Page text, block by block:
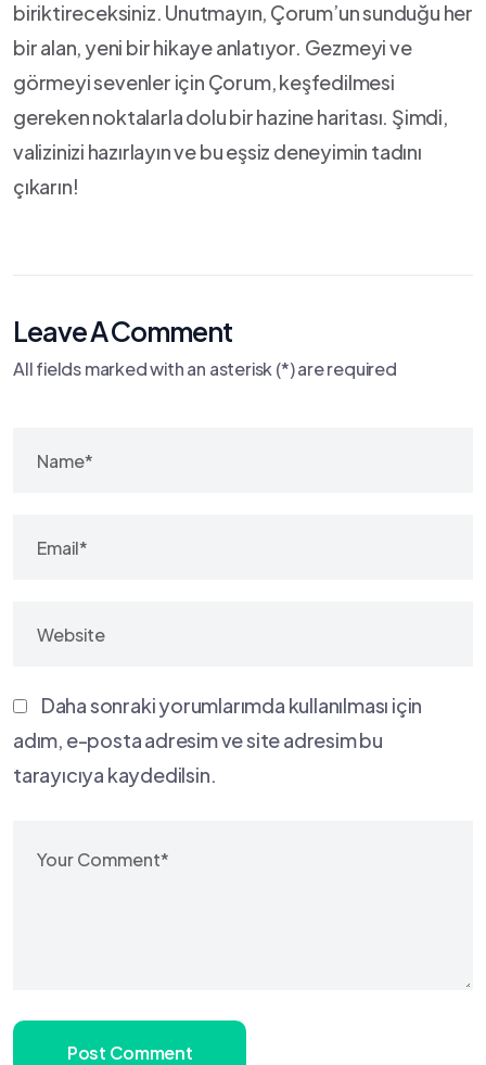
biriktireceksiniz. Unutmayın, Çorum’un sunduğu her
bir​ alan, yeni bir hikaye anlatıyor. Gezmeyi ve
görmeyi sevenler için Çorum, keşfedilmesi
gereken noktalarla dolu bir hazine haritası. Şimdi,
valizinizi ⁤hazırlayın ve bu eşsiz ‍deneyimin‌ tadını⁤
çıkarın!
Leave A Comment
All fields marked with an asterisk (*) are required
Daha sonraki yorumlarımda kullanılması için
adım, e-posta adresim ve site adresim bu
tarayıcıya kaydedilsin.
Post Comment